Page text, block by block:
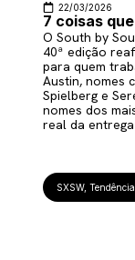
22/03/2026
7 coisas
O South by
40ª edição
para quem
Austin, nomes
Spielberg e
nomes dos
real da
SXSW,